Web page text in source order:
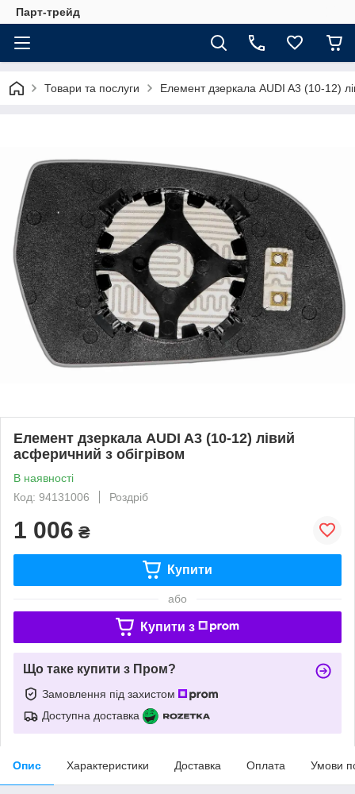
Парт-трейд
Товари та послуги Елемент дзеркала AUDI A3 (10-12)
Елемент дзеркала AUDI A3 (10-12) лівий
асферичний з обігрівом
В наявності
Код: 94131006
Роздріб
1 006 ₴
Купити
або
Купити з
Що таке купити з Пром?
Замовлення під захистом
Доступна доставка
Опис Характеристики Доставка Оплата Умови